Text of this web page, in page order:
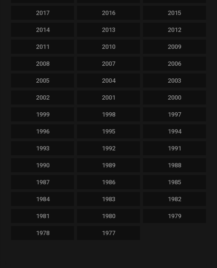
2017 2016 2015
2014 2013 2012
2011 2010 2009
2008 2007 2006
2005 2004 2003
2002 2001 2000
1999 1998 1997
1996 1995 1994
1993 1992 1991
1990 1989 1988
1987 1986 1985
1984 1983 1982
1981 1980 1979
1978 1977